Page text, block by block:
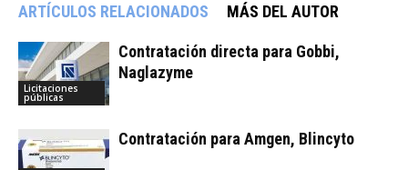
ARTÍCULOS RELACIONADOS MÁS DEL AUTOR
Licitaciones
públicas
Contratación directa para Gobbi,
Naglazyme
Contratación para Amgen, Blincyto